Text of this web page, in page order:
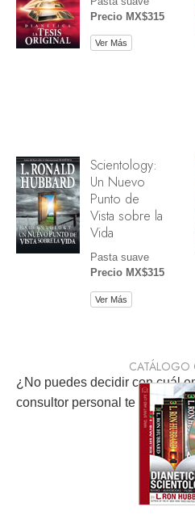
Precio MX$315
Ver Más
Scientology:
Un Nuevo
Punto de
Vista sobre la
Vida
Pasta suave
Precio MX$315
Ver Más
¿No puedes decidir con cuál
consultor personal te ayudará.
CATÁLOGO